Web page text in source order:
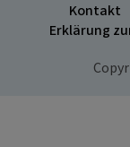
Kontakt
Erklärung